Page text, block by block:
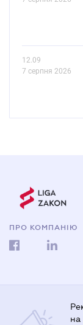
12.09
7 серпня 2026
ПРО КОМПАНІЮ
на